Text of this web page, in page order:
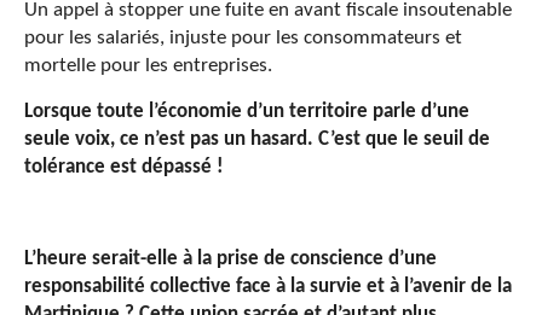
Un appel à stopper une fuite en avant fiscale insoutenable
pour les salariés, injuste pour les consommateurs et
mortelle pour les entreprises.
Lorsque toute l’économie d’un territoire parle d’une
seule voix, ce n’est pas un hasard. C’est que le seuil de
tolérance est dépassé !
L’heure serait-elle à la prise de conscience d’une
responsabilité collective face à la survie et à l’avenir de la